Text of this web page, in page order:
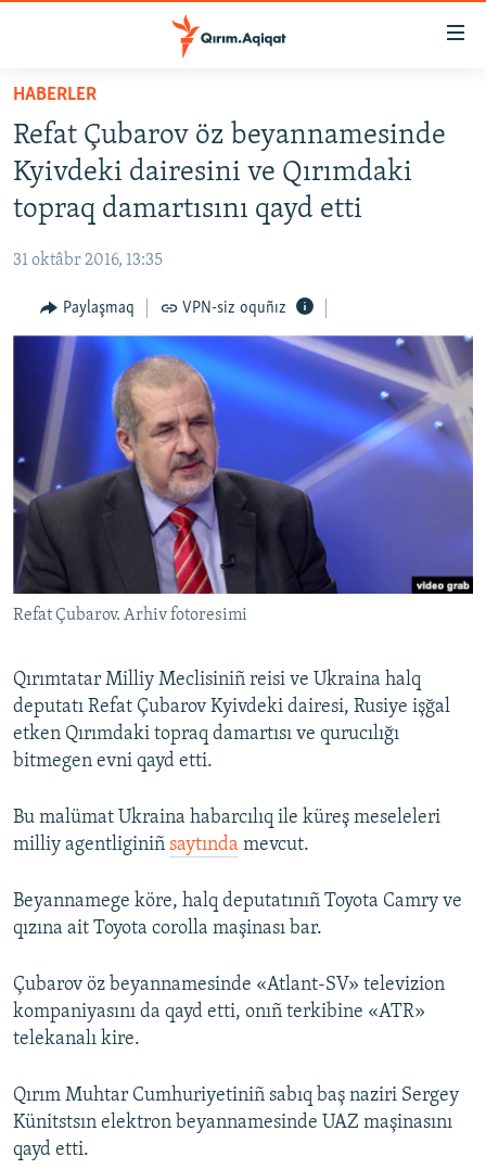
Esas
qaytmaq
Baş
navigatsiyağa
qaytmaq
Qıdıruvğa
HABERLER
SİYASET
İQTİSADİYAT
MEDENİYET
İNSAN AQLARI
VİDEO
SÜRET
BLOGLAR
FİKİR
Русский
Українською
QOŞULIÑIZ!
RFE/RS bütün saytları
HABERLER
Refat Çubarov öz beyannamesinde
Kyivdeki dairesini ve Qırımdaki
topraq damartısını qayd etti
31 oktâbr 2016, 13:35
Paylaşmaq VPN-siz oquñız
Refat Çubarov. Arhiv fotoresimi
Qırımtatar Milliy Meclisiniñ reisi ve Ukraina halq
deputatı Refat Çubarov Kyivdeki dairesi, Rusiye işğal
etken Qırımdaki topraq damartısı ve qurucılığı
bitmegen evni qayd etti.
Bu malümat Ukraina habarcılıq ile küreş meseleleri
milliy agentliginiñ saytında mevcut.
Beyannamege köre, halq deputatınıñ Toyota Camry ve
qızına ait Toyota corolla maşinası bar.
Çubarov öz beyannamesinde «Atlant-SV» televizion
kompaniyasını da qayd etti, onıñ terkibine «ATR»
telekanalı kire.
Qırım Muhtar Cumhuriyetiniñ sabıq baş naziri Sergey
Künitstsın elektron beyannamesinde UAZ maşinasını
qayd etti.